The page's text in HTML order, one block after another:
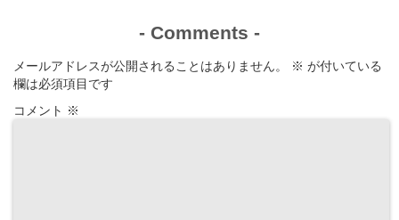
- Comments -
メールアドレスが公開されることはありません。 ※ が付いている
欄は必須項目です
コメント ※